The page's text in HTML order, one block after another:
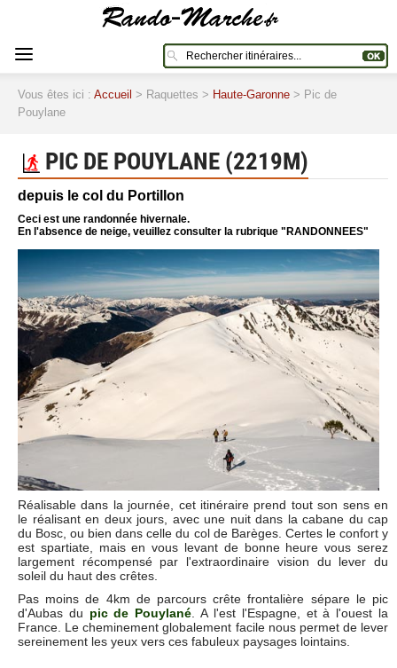
Vous êtes ici : Accueil > Raquettes > Haute-Garonne > Pic de
Pouylane
PIC DE POUYLANE (2219M)
depuis le col du Portillon
Ceci est une randonnée hivernale.
En l'absence de neige, veuillez consulter la rubrique "RANDONNEES"
Réalisable dans la journée, cet itinéraire prend tout son sens en
le réalisant en deux jours, avec une nuit dans la cabane du cap
du Bosc, ou bien dans celle du col de Barèges. Certes le confort y
est spartiate, mais en vous levant de bonne heure vous serez
largement récompensé par l'extraordinaire vision du lever du
soleil du haut des crêtes.
Pas moins de 4km de parcours crête frontalière sépare le pic
d'Aubas du pic de Pouylané . A l'est l'Espagne, et à l'ouest la
France. Le cheminement globalement facile nous permet de lever
sereinement les yeux vers ces fabuleux paysages lointains.